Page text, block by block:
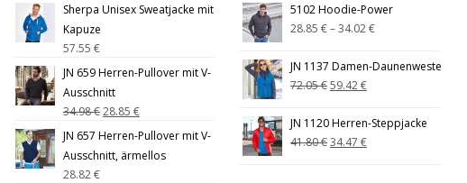
Sherpa Unisex Sweatjacke mit
Kapuze
57.55 €
JN 659 Herren-Pullover mit V-
Ausschnitt
34.98€28.85 €
JN 657 Herren-Pullover mit V-
Ausschnitt, ärmellos
28.82€
5102 Hoodie-Power
28.85 €–34.02€
JN 1137 Damen-Daunenweste
72.05€59.42€
JN 1120 Herren-Steppjacke
41.80€34.47 €